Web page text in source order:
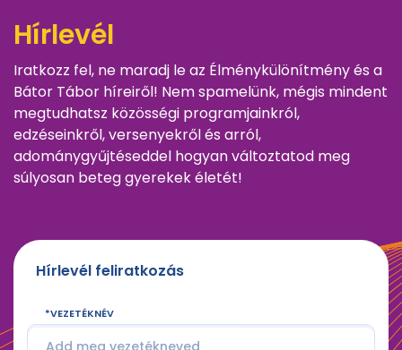
Hírlevél
Iratkozz fel, ne maradj le az Élménykülönítmény és a
Bátor Tábor híreiről! Nem spamelünk, mégis mindent
megtudhatsz közösségi programjainkról,
edzéseinkről, versenyekről és arról,
adománygyűjtéseddel hogyan változtatod meg
súlyosan beteg gyerekek életét!
Hírlevél feliratkozás
VEZETÉKNÉV